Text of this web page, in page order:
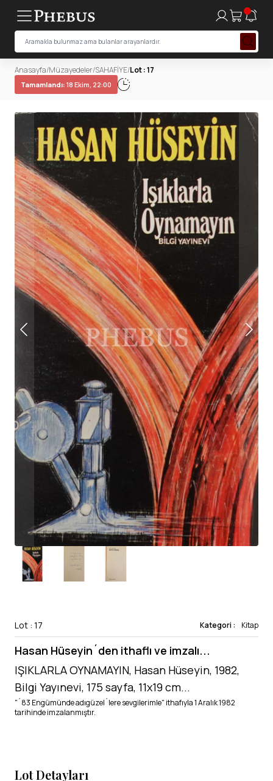
Anasayfa/Müzayedeler/SAHAFİYE/Lot : 17
Tamamlandı: 18 Ekim, 22:00
Lot : 17 Kategori : Kitap
Hasan Hüseyin´den ithaflı ve imzalı...
IŞIKLARLA OYNAMAYIN, Hasan Hüseyin, 1982,
Bilgi Yayınevi, 175 sayfa, 11x19 cm...
"´83 Engümünde adıgüzel´lere sevgilerimle" ithafıyla 1 Aralık 1982
tarihinde imzalanmıştır.
Lot Detayları